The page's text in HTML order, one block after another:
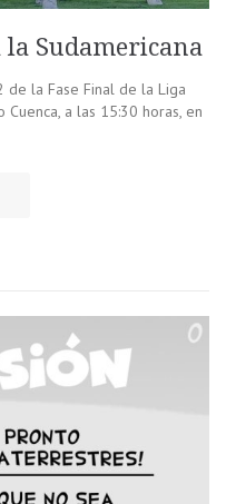
Sudamericana
la Fase Final de la Liga
a las 15:30 horas, en